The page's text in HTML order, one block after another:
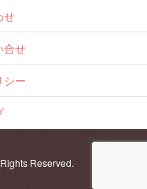
せ
合せ
シー
Reserved.